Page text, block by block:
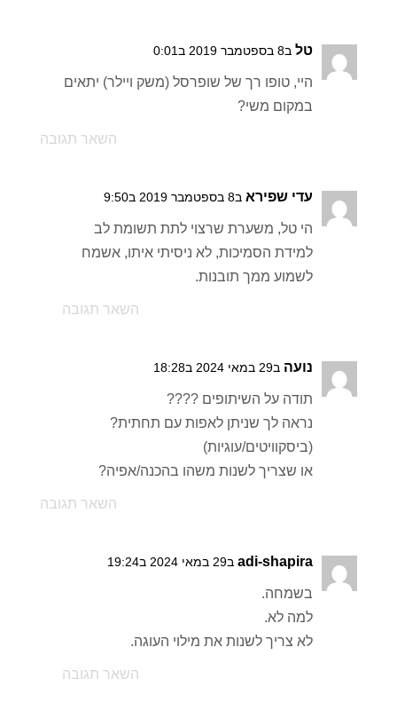
טל ב8 בספטמבר 2019 ב0:01
היי, טופו רך של שופרסל (משק ויילר) יתאים
במקום משי?
השאר תגובה
עדי שפירא ב8 בספטמבר 2019 ב9:50
הי טל, משערת שרצוי לתת תשומת לב
למידת הסמיכות, לא ניסיתי איתו, אשמח
לשמוע ממך תובנות.
השאר תגובה
נועה ב29 במאי 2024 ב18:28
תודה על השיתופים ????
נראה לך שניתן לאפות עם תחתית?
(ביסקוויטים/עוגיות)
או שצריך לשנות משהו בהכנה/אפיה?
השאר תגובה
adi-shapira ב29 במאי 2024 ב19:24
בשמחה.
למה לא.
לא צריך לשנות את מילוי העוגה.
השאר תגובה